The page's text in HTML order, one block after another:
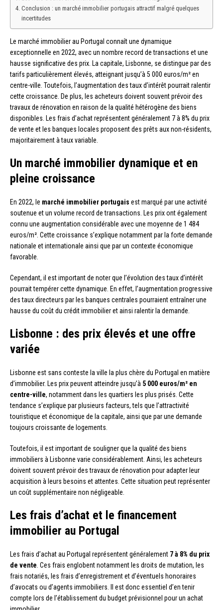
Conclusion : un marché immobilier portugais attractif malgré quelques
incertitudes
Le marché immobilier au Portugal connaît une dynamique
exceptionnelle en 2022, avec un nombre record de transactions et une
hausse significative des prix. La capitale, Lisbonne, se distingue par des
tarifs particulièrement élevés, atteignant jusqu’à 5 000 euros/m² en
centre-ville. Toutefois, l’augmentation des taux d’intérêt pourrait ralentir
cette croissance. De plus, les acheteurs doivent souvent prévoir des
travaux de rénovation en raison de la qualité hétérogène des biens
disponibles. Les frais d’achat représentent généralement 7 à 8% du prix
de vente et les banques locales proposent des prêts aux non-résidents,
majoritairement à taux variable.
Un marché immobilier dynamique et en
pleine croissance
En 2022, le marché immobilier portugais est marqué par une activité
soutenue et un volume record de transactions. Les prix ont également
connu une augmentation considérable avec une moyenne de 1 484
euros/m². Cette croissance s’explique notamment par la forte demande
nationale et internationale ainsi que par un contexte économique
favorable.
Cependant, il est important de noter que l’évolution des taux d’intérêt
pourrait tempérer cette dynamique. En effet, l’augmentation progressive
des taux directeurs par les banques centrales pourraient entraîner une
hausse du coût du crédit immobilier et ainsi ralentir la demande.
Lisbonne : des prix élevés et une offre
variée
Lisbonne est sans conteste la ville la plus chère du Portugal en matière
d’immobilier. Les prix peuvent atteindre jusqu’à 5 000 euros/m² en
centre-ville, notamment dans les quartiers les plus prisés. Cette
tendance s’explique par plusieurs facteurs, tels que l’attractivité
touristique et économique de la capitale, ainsi que par une demande
toujours croissante de logements.
Toutefois, il est important de souligner que la qualité des biens
immobiliers à Lisbonne varie considérablement. Ainsi, les acheteurs
doivent souvent prévoir des travaux de rénovation pour adapter leur
acquisition à leurs besoins et attentes. Cette situation peut représenter
un coût supplémentaire non négligeable.
Les frais d’achat et le financement
immobilier au Portugal
Les frais d’achat au Portugal représentent généralement 7 à 8% du prix
de vente . Ces frais englobent notamment les droits de mutation, les
frais notariés, les frais d’enregistrement et d’éventuels honoraires
d’avocats ou d’agents immobiliers. Il est donc essentiel d’en tenir
compte lors de l’établissement du budget prévisionnel pour un achat